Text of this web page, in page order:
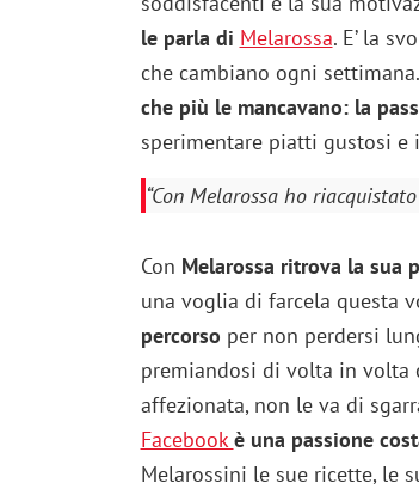
le parla di Melarossa. E’ la
che cambiano ogni
che più le mancavano: la
sperimentare piatti gustosi e
“Con Melarossa ho
Con Melarossa ritrova la sua
una voglia di farcela questa
percorso per non perdersi
premiandosi di volta in volta
affezionata, non le va di
Facebookè una passione
Melarossini le sue ricette, le